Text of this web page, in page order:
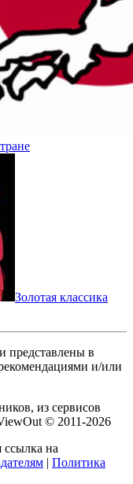
Золотая классика
представлены в
и/или
из сервисов
© 2011-2026
ссылка на
| Политика